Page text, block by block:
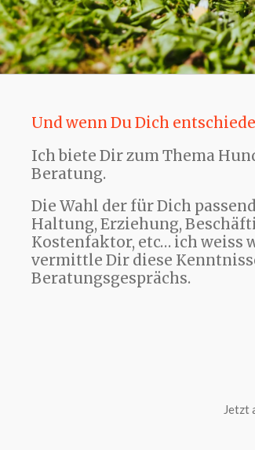
Und wenn Du Dich
Ich biete Dir zum Thema
Beratung.
Die Wahl der für Dich
Haltung, Erziehung,
Kostenfaktor, etc… ich weiss
vermittle Dir diese
Beratungsgesprächs.
Jetzt